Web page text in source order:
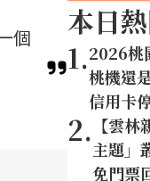
個
本日
1.2026桃
桃機還
信用卡
2. 【雲
主題」
免門票